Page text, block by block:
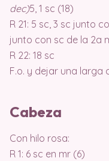
dec)5, 1 sc (18)
R 21: 5 sc, 3 sc junto
junto con sc de la 2a
R 22: 18 sc
F.o. y dejar una larga
Cabeza
Con hilo rosa:
R 1: 6 sc en mr (6)